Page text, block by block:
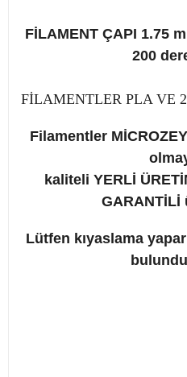
FİLAMENT ÇAPI 1.75
200
FİLAMENTLER PLA VE
Filamentler
kaliteli YERLİ
GARANTİLİ
Lütfen kıyaslama